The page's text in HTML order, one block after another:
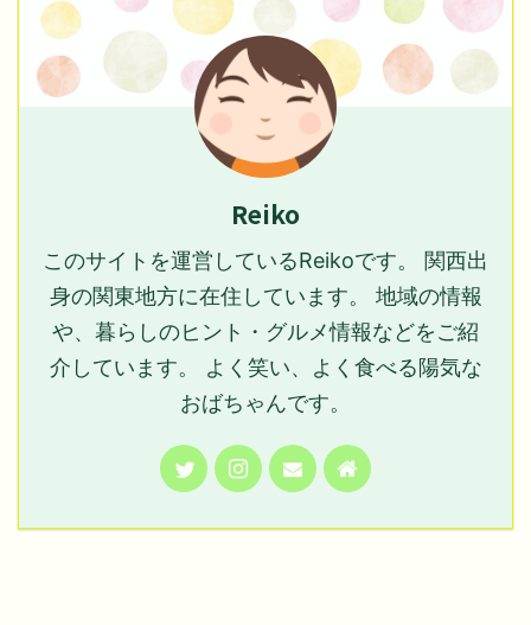
Reiko
このサイトを運営しているReikoです。 関西出
身の関東地方に在住しています。 地域の情報
や、暮らしのヒント・グルメ情報などをご紹
介しています。 よく笑い、よく食べる陽気な
おばちゃんです。